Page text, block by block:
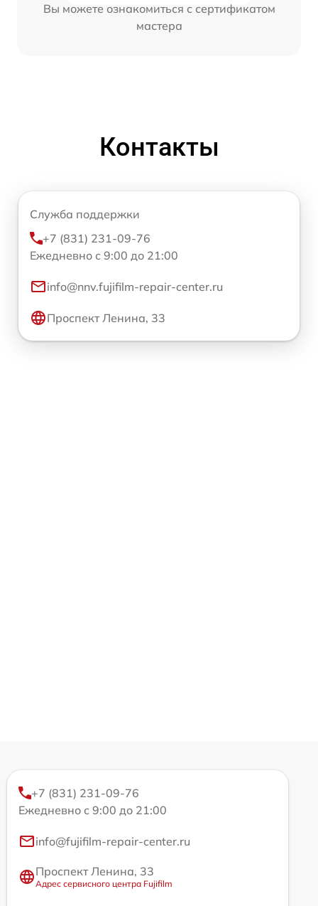
Вы можете ознакомиться с сертификатом
мастера
Контакты
Служба поддержки
+7 (831) 231-09-76
Ежедневно с 9:00 до 21:00
info@nnv.fujifilm-repair-center.ru
Проспект Ленина, 33
+7 (831) 231-09-76
Ежедневно с 9:00 до 21:00
info@fujifilm-repair-center.ru
Проспект Ленина, 33
Адрес сервисного центра Fujifilm